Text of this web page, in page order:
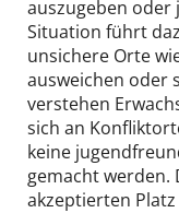
auszugeben oder
Situation führt
unsichere Orte
ausweichen oder
verstehen
sich an
keine
gemacht werden.
akzeptierten